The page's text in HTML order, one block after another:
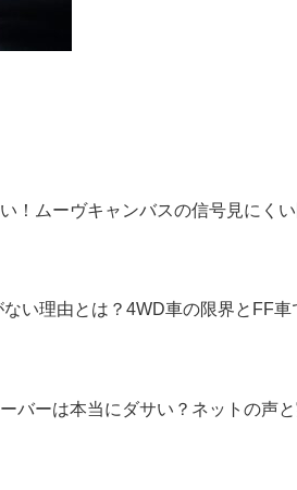
！ムーヴキャンバスの信号見にく
い理由とは？4WD車の限界とFF
バーは本当にダサい？ネットの声